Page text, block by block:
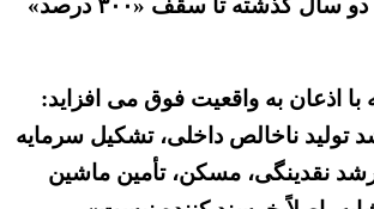
با اذعان به واقعیت فوق می افزاید:
تولید ناخالص داخلی، تشکیل سرمایه
نقدینگی، مسکن، تأمین ماشین